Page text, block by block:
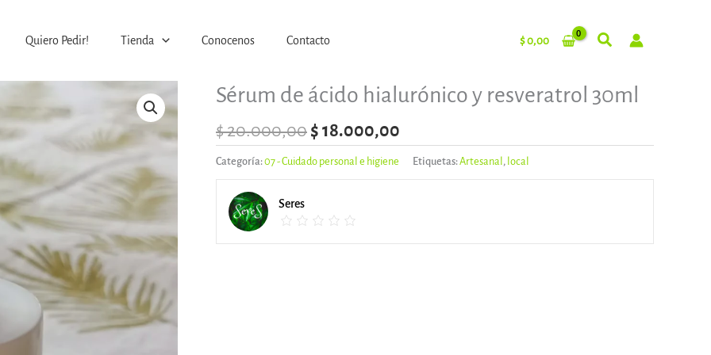
Quiero Pedir! Tienda Conocenos Contacto $0,00
Sérum de ácido hialurónico y resveratrol 30ml
$20.000,00
El
original
era:
$ 20.000,00.
$ 18.000,00
El
es:
$ 18.000,00.
Categoría:07 - Cuidado personal e higiene Etiquetas:Artesanal , local
Seres